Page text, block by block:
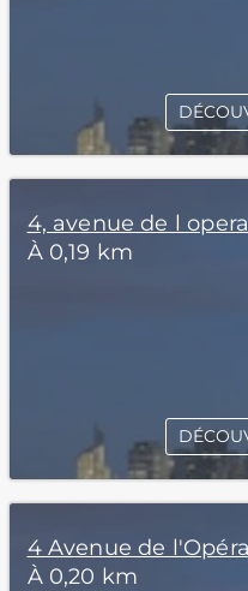
4, avenue de l
À 0,19 km
4 Avenue de
À 0,20 km